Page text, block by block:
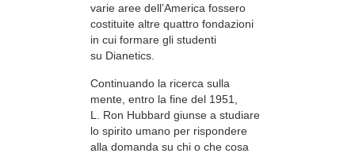
varie aree dell’America fossero
costituite altre quattro fondazioni
in cui formare gli studenti
su Dianetics.
Continuando la ricerca sulla
mente, entro la fine del 1951,
L. Ron Hubbard giunse a studiare
lo spirito umano per rispondere
alla domanda su chi o che cosa